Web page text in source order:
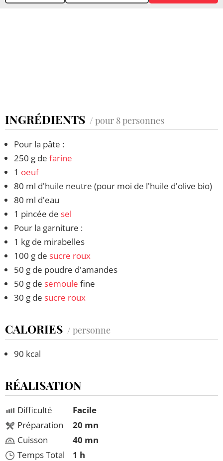
INGRÉDIENTS / pour 8 personnes
Pour la pâte :
250 g de farine
1 oeuf
80 ml d'huile neutre (pour moi de l'huile d'olive bio)
80 ml d'eau
1 pincée de sel
Pour la garniture :
1 kg de mirabelles
100 g de sucre roux
50 g de poudre d'amandes
50 g de semoule fine
30 g de sucre roux
CALORIES / personne
90 kcal
RÉALISATION
Difficulté
Préparation
Cuisson
Temps Total
Facile
20 mn
40 mn
1 h